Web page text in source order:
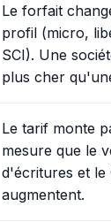
Le forfait
profil (micro,
SCI). Une
plus cher
Le tarif monte
mesure que le
d'écritures et le
augmentent.